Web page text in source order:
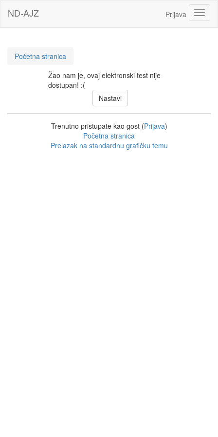
ND-AJZ Prijava
Početna stranica
Žao nam je, ovaj elektronski test nije
dostupan! :(
Trenutno pristupate kao gost (Prijava)
Početna stranica
Prelazak na standardnu grafičku temu